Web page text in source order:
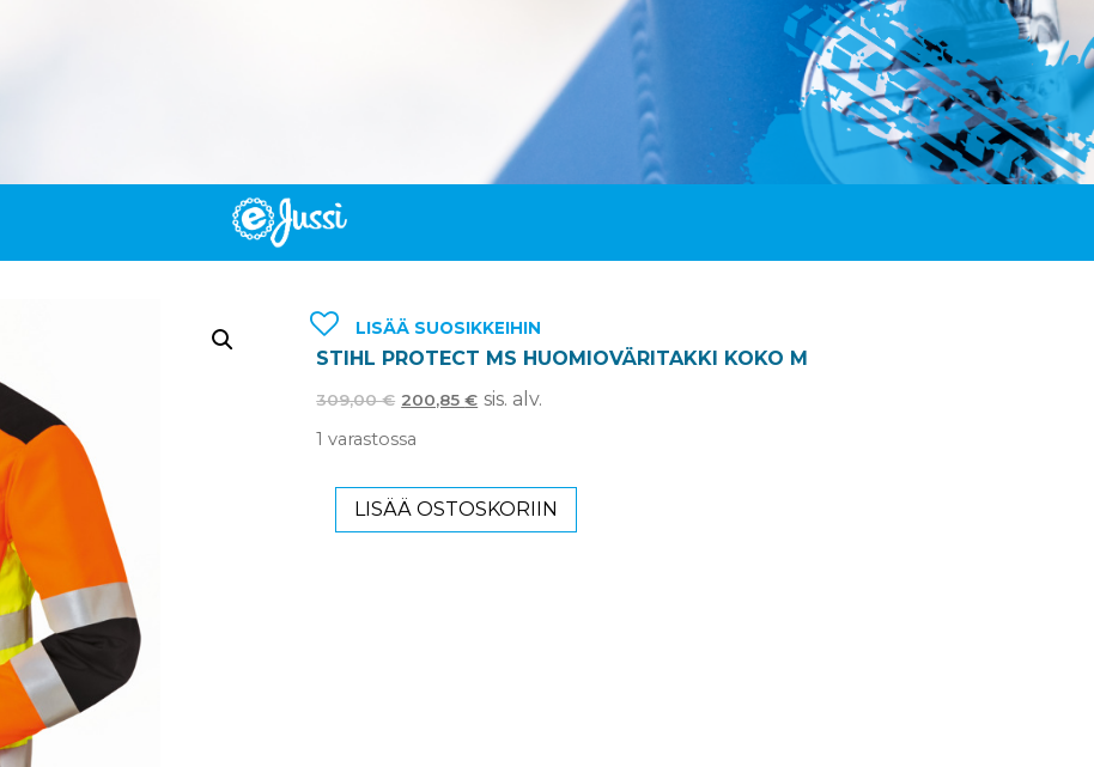
LISÄÄ SUOSIKKEIHIN
STIHL PROTECT MS HUOMIOVÄRITAKKI KOKO M
309,00€ 200,85€ sis. alv.
1 varastossa
LISÄÄ OSTOSKORIIN